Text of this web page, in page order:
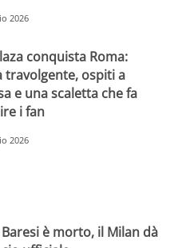
2026
conquista Roma:
travolgente, ospiti a
e una scaletta che fa
i fan
2026
è morto, il Milan dà